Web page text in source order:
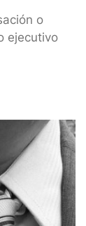
o
ejecutivo